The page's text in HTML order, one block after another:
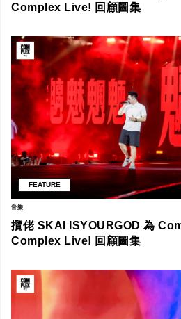
Complex Live! 回顧圖集
FEATURE
音樂
攬佬 SKAI ISYOURGOD 為
Complex Live! 回顧圖集